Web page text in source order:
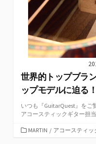
世界的トップブラ
ップモデルに迫る！
いつも『GuitarQuest』をご
アコースティックギター担
カMARTIN / アコースティッ